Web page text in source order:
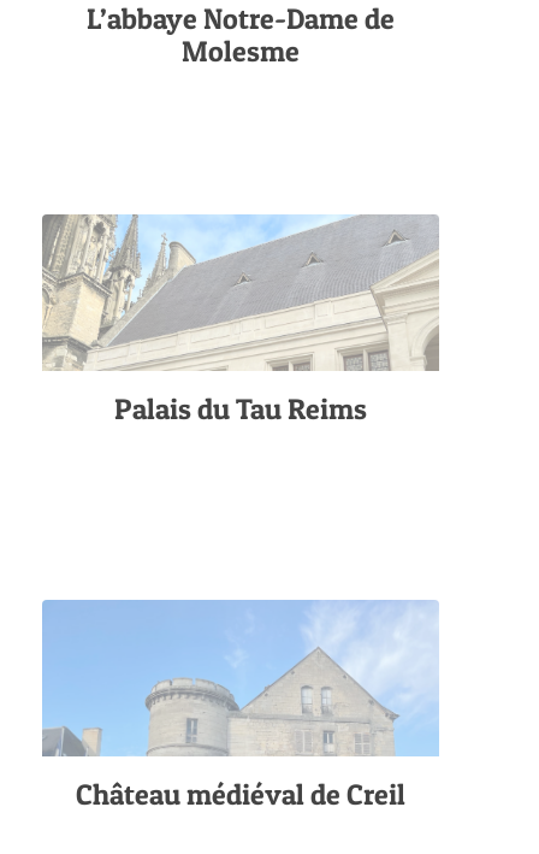
L’abbaye Notre-Dame de
Molesme
Palais du Tau Reims
Château médiéval de Creil